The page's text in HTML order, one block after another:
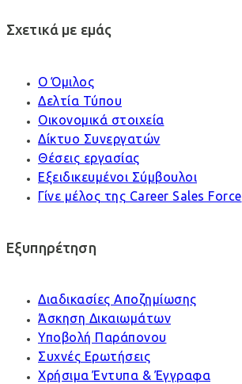
Σχετικά με εμάς
Ο Όμιλος
Δελτία Τύπου
Οικονομικά στοιχεία
Δίκτυο Συνεργατών
Θέσεις εργασίας
Εξειδικευμένοι Σύμβουλοι
Γίνε μέλος της Career Sales Force
Εξυπηρέτηση
Διαδικασίες Αποζημίωσης
Άσκηση Δικαιωμάτων
Υποβολή Παράπονου
Συχνές Ερωτήσεις
Χρήσιμα Έντυπα & Έγγραφα